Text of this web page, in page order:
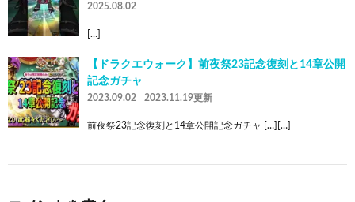
2025.08.02
[…]
【ドラクエウォーク】前夜祭23記念復刻と14章公開
記念ガチャ
2023.09.02 2023.11.19更新
前夜祭23記念復刻と14章公開記念ガチャ […][…]